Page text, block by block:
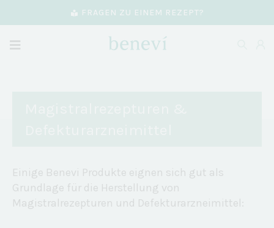
FRAGEN ZU EINEM REZEPT?
Einige Benevi Produkte eignen sich gut als
Grundlage für die Herstellung von
Magistralrezepturen und Defekturarzneimittel: